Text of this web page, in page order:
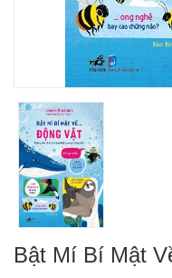
Bật Mí Bí Mật